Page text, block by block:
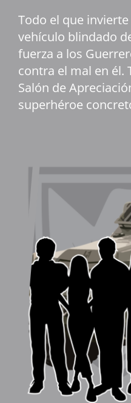
Todo el que
vehículo blindado
fuerza a los
contra el mal en él.
Salón de
superhéroe